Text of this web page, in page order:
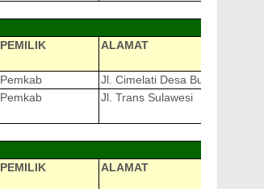
PEMILIK ALAMAT
Pemkab
Jl. Cimelati Desa Bulalo
Pemkab Jl. Trans Sulawesi
PEMILIK ALAMAT